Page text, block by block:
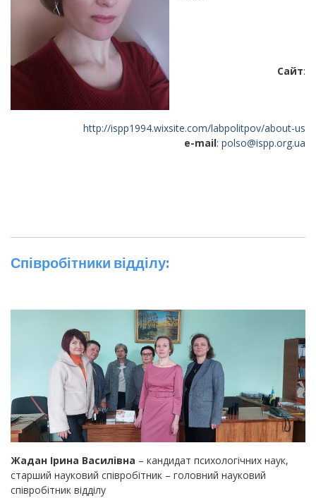
Сайт:
http://ispp1994.wixsite.com/labpolitpov/about-us
e-mail: polso@ispp.org.ua
Співробітники відділу:
Жадан Ірина Василівна – кандидат психологічних наук,
старший науковий співробітник – головний науковий
співробітник відділу